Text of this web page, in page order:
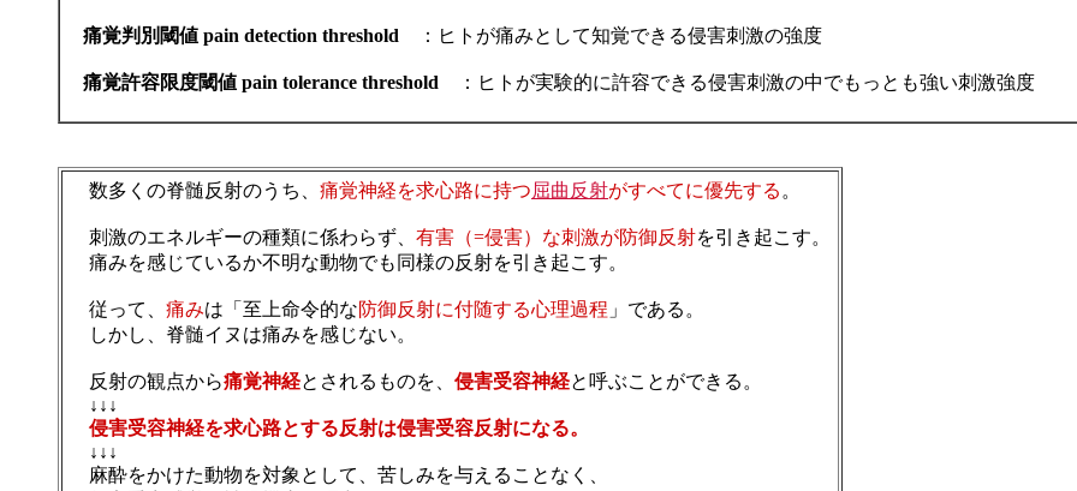
痛覚判別閾値 pain detection threshold ：ヒトが痛みとして知覚できる侵害刺激の強度
痛覚許容限度閾値 pain tolerance threshold ：ヒトが実験的に許容できる侵害刺激の中でもっとも強い刺激強度
数多くの脊髄反射のうち、 痛覚神経を求心路に持つ屈曲反射がすべてに優先する 。
刺激のエネルギーの種類に係わらず、 有害（=侵害）な刺激が防御反射を引き起こす。
痛みを感じているか不明な動物でも同様の反射を引き起こす。
従って、 痛みは「至上命令的な防御反射に付随する心理過程 」である。
しかし、脊髄イヌは痛みを感じない。
反射の観点から痛覚神経とされるものを、 侵害受容神経と呼ぶことができる。
↓↓↓
侵害受容神経を求心路とする反射は侵害受容反射になる。
↓↓↓
麻酔をかけた動物を対象として、苦しみを与えることなく、